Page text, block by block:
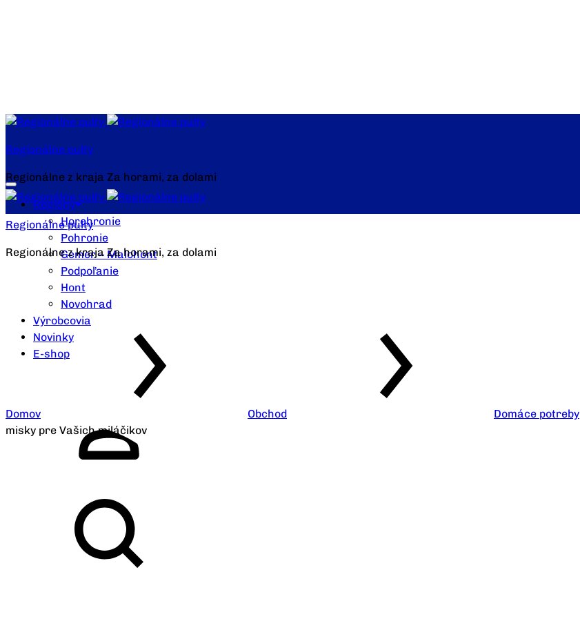
Regionálne pulty
Regionálne z kraja Za horami, za dolami
Regióny
Horehronie
Pohronie
Gemer – Malohont
Podpoľanie
Hont
Novohrad
Výrobcovia
Novinky
E-shop
Regionálne pulty
Regionálne z kraja Za horami, za dolami
Domov Obchod Domáce potreby
misky pre Vašich miláčikov